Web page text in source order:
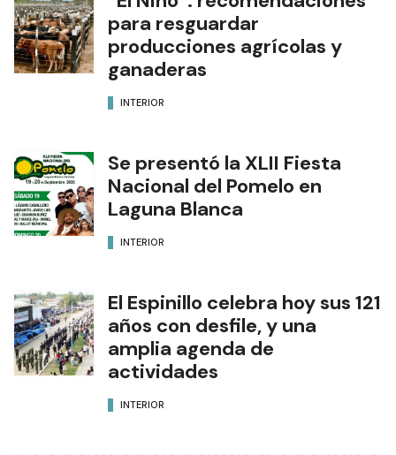
para resguardar
producciones agrícolas y
ganaderas
INTERIOR
Se presentó la XLII Fiesta
Nacional del Pomelo en
Laguna Blanca
INTERIOR
El Espinillo celebra hoy sus 121
años con desfile, y una
amplia agenda de
actividades
INTERIOR